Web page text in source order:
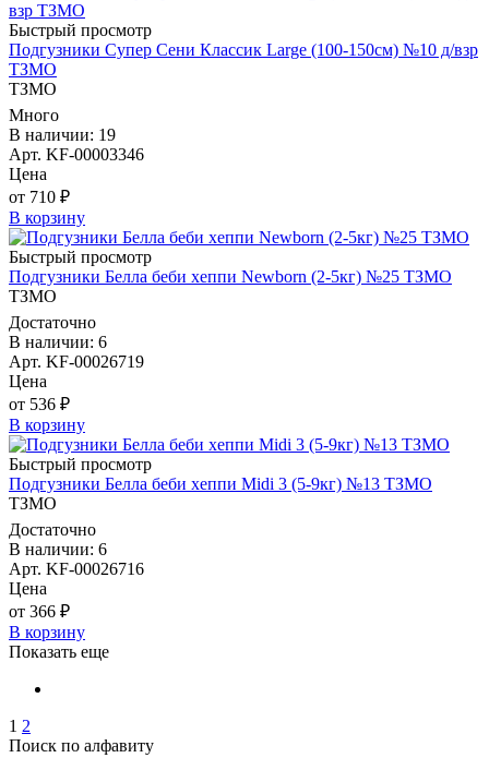
Быстрый просмотр
Подгузники Супер Сени Классик Large (100-150см) №10 д/взр
ТЗМО
ТЗМО
Много
В наличии: 19
Арт. KF-00003346
Цена
от 710 ₽
В корзину
Быстрый просмотр
Подгузники Белла беби хеппи Newborn (2-5кг) №25 ТЗМО
ТЗМО
Достаточно
В наличии: 6
Арт. KF-00026719
Цена
от 536 ₽
В корзину
Быстрый просмотр
Подгузники Белла беби хеппи Midi 3 (5-9кг) №13 ТЗМО
ТЗМО
Достаточно
В наличии: 6
Арт. KF-00026716
Цена
от 366 ₽
В корзину
Показать еще
1 2
Поиск по алфавиту